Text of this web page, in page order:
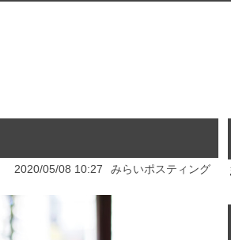
2020/05/08 10:27 みらいポスティング